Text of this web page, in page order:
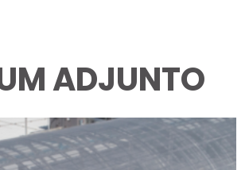
ADJUNTO